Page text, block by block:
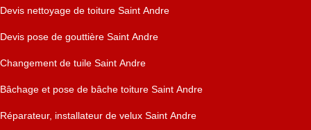
Devis nettoyage de toiture Saint Andre
Devis pose de gouttière Saint Andre
Changement de tuile Saint Andre
Bâchage et pose de bâche toiture Saint Andre
Réparateur, installateur de velux Saint Andre